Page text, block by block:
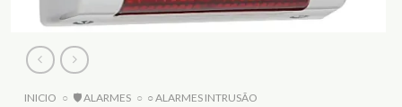
INICIO ○ 🛡️ ALARMES ○ ○ ALARMES INTRUSÃO